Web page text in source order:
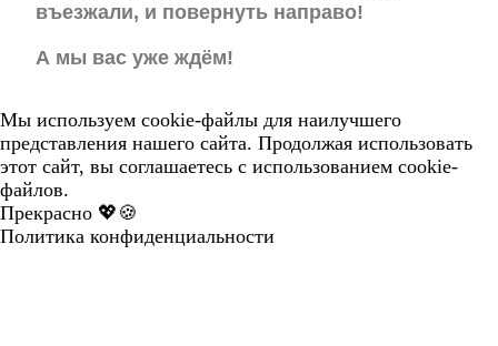
въезжали, и повернуть направо!
А мы вас уже ждём!
Мы используем cookie-файлы для наилучшего
представления нашего сайта. Продолжая использовать
этот сайт, вы соглашаетесь с использованием cookie-
файлов.
Прекрасно 💖🍪
Политика конфиденциальности